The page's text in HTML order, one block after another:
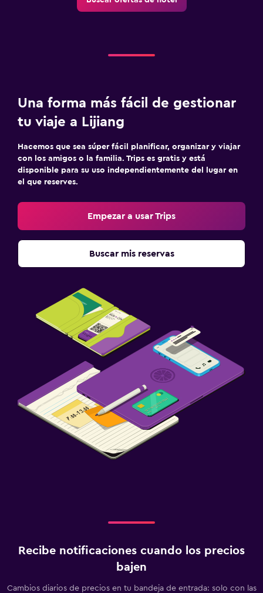
Una forma más fácil de gestionar
tu viaje a Lijiang
Hacemos que sea súper fácil planificar, organizar y viajar
con los amigos o la familia. Trips es gratis y está
disponible para su uso independientemente del lugar en
el que reserves.
Empezar a usar Trips
Buscar mis reservas
Recibe notificaciones cuando los precios
bajen
Cambios diarios de precios en tu bandeja de entrada: solo con las